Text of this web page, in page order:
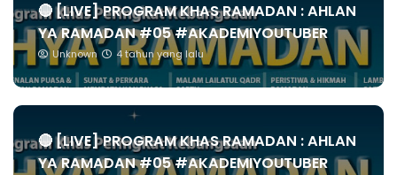
🔴 [LIVE] PROGRAM KHAS RAMADAN : AHLAN
YA RAMADAN #05 #AKADEMIYOUTUBER
Unknown 4 tahun yang lalu
🔴 [LIVE] PROGRAM KHAS RAMADAN : AHLAN
YA RAMADAN #05 #AKADEMIYOUTUBER